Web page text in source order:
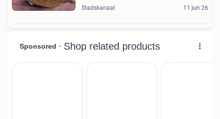
Stadskanaal 11 jun 26